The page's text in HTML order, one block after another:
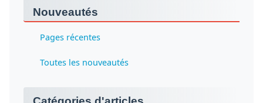
Nouveautés
Pages récentes
Toutes les nouveautés